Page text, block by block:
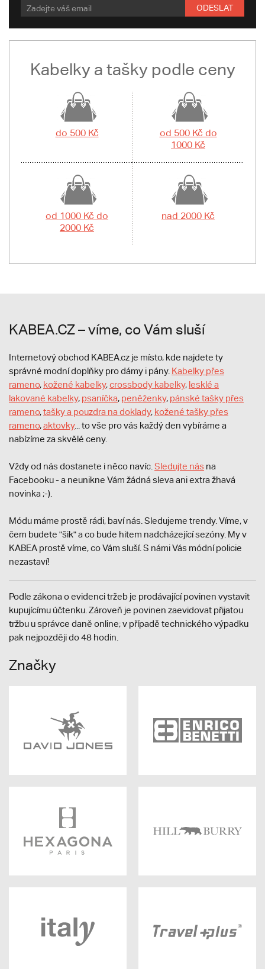
ODESLAT
Kabelky a tašky podle ceny
do 500 Kč
od 500 Kč do
1000 Kč
od 1000 Kč do
2000 Kč
nad 2000 Kč
KABEA.CZ – víme, co Vám sluší
Internetový obchod KABEA.cz je místo, kde najdete ty
správné modní doplňky pro dámy i pány. Kabelky přes
rameno, kožené kabelky,crossbody kabelky, lesklé a
lakované kabelky, psaníčka, peněženky, pánské tašky přes
rameno,tašky a pouzdra na doklady, kožené tašky přes
rameno,aktovky... to vše pro vás každý den vybíráme a
nabízíme za skvělé ceny.
Vždy od nás dostanete i něco navíc. Sledujte nás na
Facebooku - a neunikne Vám žádná sleva ani extra žhavá
novinka ;-).
Módu máme prostě rádi, baví nás. Sledujeme trendy. Víme, v
čem budete "šik" a co bude hitem nadcházející sezóny. My v
KABEA prostě víme, co Vám sluší. S námi Vás módní policie
nezastaví!
Podle zákona o evidenci tržeb je prodávající povinen vystavit
kupujícímu účtenku. Zároveň je povinen zaevidovat přijatou
tržbu u správce daně online; v případě technického výpadku
pak nejpozději do 48 hodin.
Značky